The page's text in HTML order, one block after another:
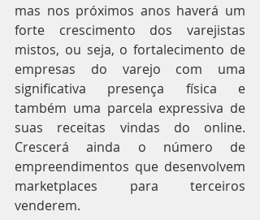
mas nos próximos anos haverá um
forte crescimento dos varejistas
mistos, ou seja, o fortalecimento de
empresas do varejo com uma
significativa presença física e
também uma parcela expressiva de
suas receitas vindas do online.
Crescerá ainda o número de
empreendimentos que desenvolvem
marketplaces para terceiros
venderem.